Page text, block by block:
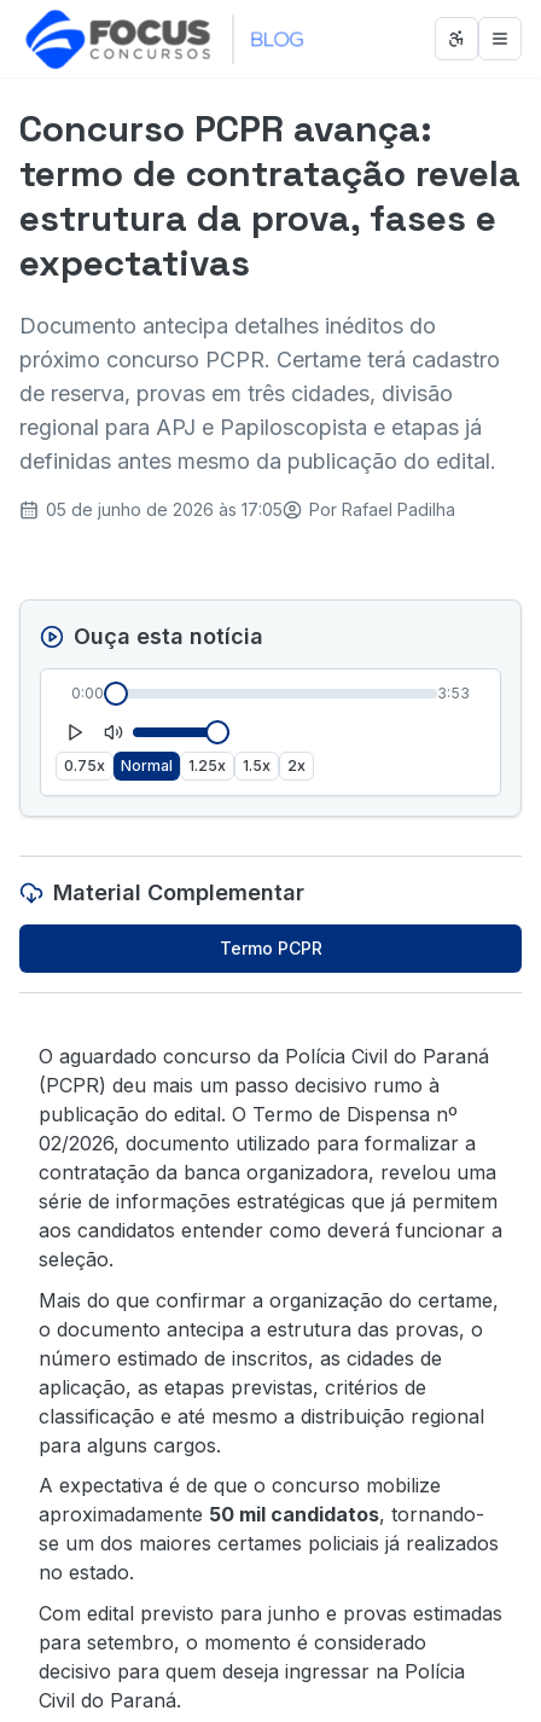
Abrir
Concurso PCPR avança:
termo de contratação revela
estrutura da prova, fases e
expectativas
Documento antecipa detalhes inéditos do
próximo concurso PCPR. Certame terá cadastro
de reserva, provas em três cidades, divisão
regional para APJ e Papiloscopista e etapas já
definidas antes mesmo da publicação do edital.
05 de junho de 2026 às 17:05 Por Rafael Padilha
Ouça esta notícia
0:00 3:53
0.75x Normal 1.25x 1.5x 2x
Material Complementar
Termo PCPR
O aguardado concurso da Polícia Civil do Paraná
(PCPR) deu mais um passo decisivo rumo à
publicação do edital. O Termo de Dispensa nº
02/2026, documento utilizado para formalizar a
contratação da banca organizadora, revelou uma
série de informações estratégicas que já permitem
aos candidatos entender como deverá funcionar a
seleção.
Mais do que confirmar a organização do certame,
o documento antecipa a estrutura das provas, o
número estimado de inscritos, as cidades de
aplicação, as etapas previstas, critérios de
classificação e até mesmo a distribuição regional
para alguns cargos.
A expectativa é de que o concurso mobilize
aproximadamente 50 mil candidatos, tornando-
se um dos maiores certames policiais já realizados
no estado.
Com edital previsto para junho e provas estimadas
para setembro, o momento é considerado
decisivo para quem deseja ingressar na Polícia
Civil do Paraná.